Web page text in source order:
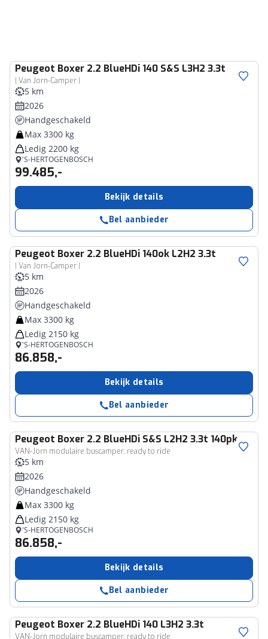
Peugeot Boxer 2.2 BlueHDi 140 S&S L3H2 3.3t
| Van Jorn-Camper |
5 km
2026
Handgeschakeld
Max 3300 kg
Ledig 2200 kg
'S-HERTOGENBOSCH
99.485,-
Bekijk details
Bel aanbieder
Peugeot Boxer 2.2 BlueHDi 140ok L2H2 3.3t
| Van Jorn-Camper |
5 km
2026
Handgeschakeld
Max 3300 kg
Ledig 2150 kg
'S-HERTOGENBOSCH
86.858,-
Bekijk details
Bel aanbieder
Peugeot Boxer 2.2 BlueHDi S&S L2H2 3.3t 140pk
VAN-Jorn modulaire buscamper, ready to ride
5 km
2026
Handgeschakeld
Max 3300 kg
Ledig 2150 kg
'S-HERTOGENBOSCH
86.858,-
Bekijk details
Bel aanbieder
Peugeot Boxer 2.2 BlueHDi 140 L3H2 3.3t
VAN-Jorn modulaire buscamper, ready to ride